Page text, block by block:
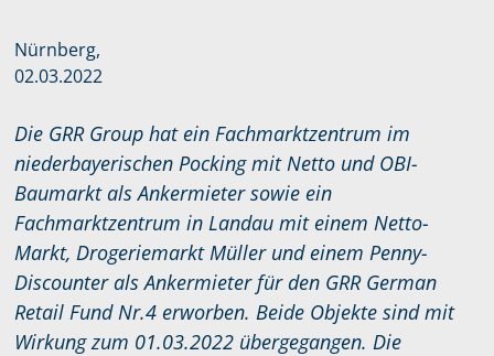
Nürnberg,
02.03.2022
Die GRR Group hat ein Fachmarktzentrum im
niederbayerischen Pocking mit Netto und OBI-
Baumarkt als Ankermieter sowie ein
Fachmarktzentrum in Landau mit einem Netto-
Markt, Drogeriemarkt Müller und einem Penny-
Discounter als Ankermieter für den GRR German
Retail Fund Nr.4 erworben. Beide Objekte sind mit
Wirkung zum 01.03.2022 übergegangen. Die